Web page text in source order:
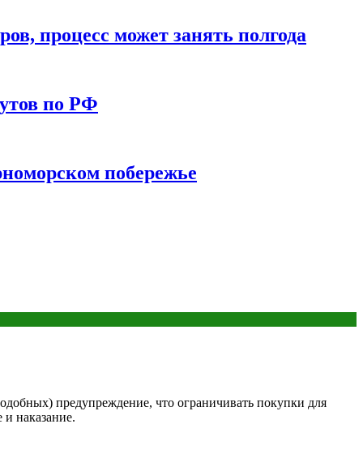
процесс может занять полгода
по РФ
побережье
предупреждение, что ограничивать покупки для
наказание.